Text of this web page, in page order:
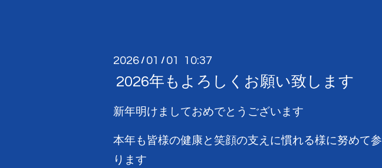
2026 / 01 / 01 10:37
2026年もよろしくお願い致します
新年明けましておめでとうございます
本年も皆様の健康と笑顔の支えに慣れる様に努めて参
ります